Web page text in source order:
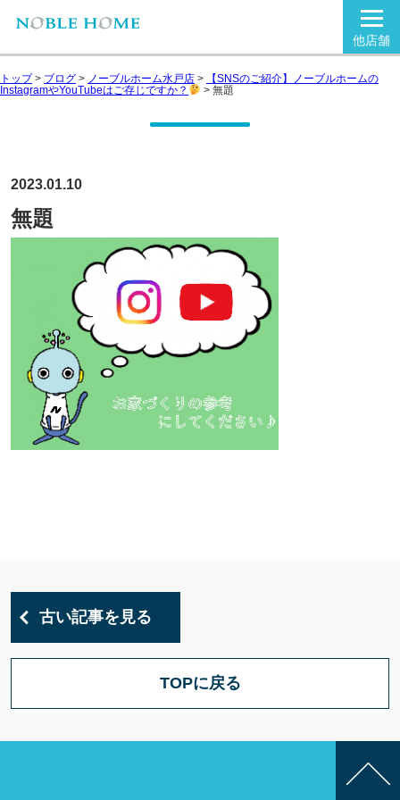
他店舗
トップ> ブログ > ノーブルホーム水戸店 >
【SNSのご紹介】ノーブルホームの
InstagramやYouTubeはご存じですか？
> 無題
2023.01.10
無題
古い記事を見る
TOPに戻る